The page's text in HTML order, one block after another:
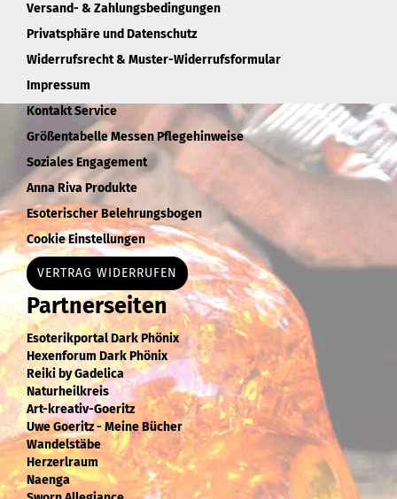
Versand- & Zahlungsbedingungen
Privatsphäre und Datenschutz
Widerrufsrecht & Muster-Widerrufsformular
Impressum
Kontakt Service
Größentabelle Messen Pflegehinweise
Soziales Engagement
Anna Riva Produkte
Esoterischer Belehrungsbogen
Cookie Einstellungen
VERTRAG WIDERRUFEN
Partnerseiten
Esoterikportal Dark Phönix
Hexenforum Dark Phönix
Reiki by Gadelica
Naturheilkreis
Art-kreativ-Goeritz
Uwe Goeritz - Meine Bücher
Wandelstäbe
Herzerlraum
Naenga